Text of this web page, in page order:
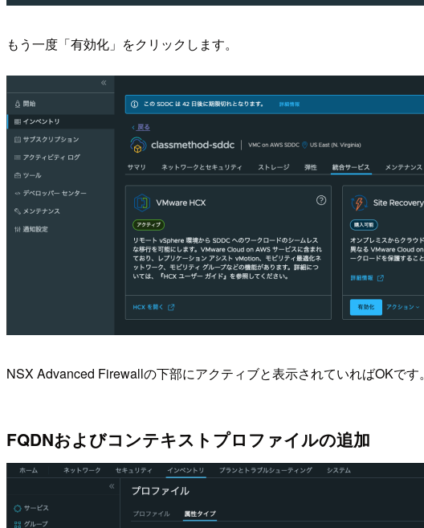
もう一度「有効化」をクリックします。
NSX Advanced Firewallの下部にアクティブと表示されていればOKです。
FQDNおよびコンテキストプロファイルの追加